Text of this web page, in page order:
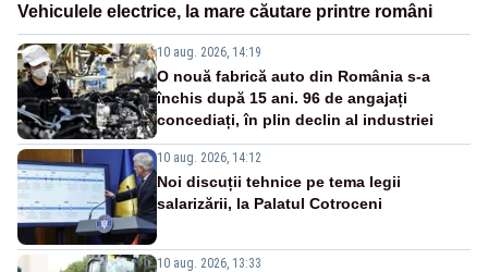
Vehiculele electrice, la mare căutare printre români
10 aug. 2026, 14:19
O nouă fabrică auto din România s-a
închis după 15 ani. 96 de angajați
concediați, în plin declin al industriei
10 aug. 2026, 14:12
Noi discuții tehnice pe tema legii
salarizării, la Palatul Cotroceni
10 aug. 2026, 13:33